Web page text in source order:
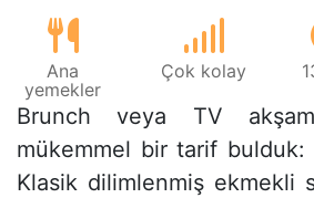
Ana
yemekler
Çok kolay
Brunch veya TV
mükemmel bir tarif bulduk:
Klasik dilimlenmiş ekmekli